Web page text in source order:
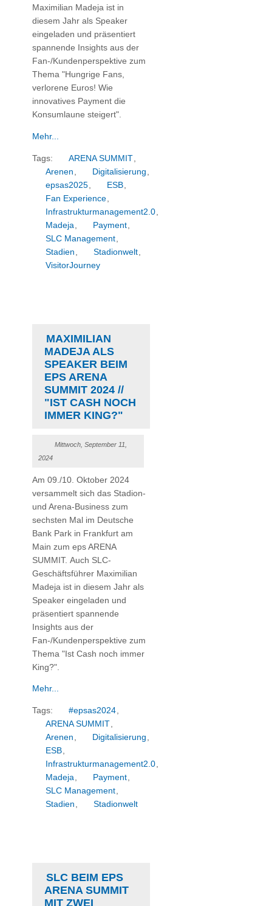
Maximilian Madeja ist in
diesem Jahr als Speaker
eingeladen und präsentiert
spannende Insights aus der
Fan-/Kundenperspektive zum
Thema "Hungrige Fans,
verlorene Euros! Wie
innovatives Payment die
Konsumlaune steigert".
Mehr...
Tags: ARENA SUMMIT
Arenen
Digitalisierung
epsas2025
ESB
Fan Experience
Infrastrukturmanagement2.0
Madeja
Payment
SLC Management
Stadien
Stadionwelt
VisitorJourney
MAXIMILIAN
MADEJA ALS
SPEAKER BEIM
EPS ARENA
SUMMIT 2024 //
"IST CASH NOCH
IMMER KING?"
Mittwoch, September 11,
2024
Am 09./10. Oktober 2024
versammelt sich das Stadion-
und Arena-Business zum
sechsten Mal im Deutsche
Bank Park in Frankfurt am
Main zum eps ARENA
SUMMIT. Auch SLC-
Geschäftsführer Maximilian
Madeja ist in diesem Jahr als
Speaker eingeladen und
präsentiert spannende
Insights aus der
Fan-/Kundenperspektive zum
Thema "Ist Cash noch immer
King?".
Mehr...
Tags: #epsas2024,
ARENA SUMMIT,
Arenen , Digitalisierung ,
ESB,
Infrastrukturmanagement2.0,
Madeja, Payment,
SLC Management,
Stadien , Stadionwelt
SLC BEIM EPS
ARENA SUMMIT
MIT ZWEI